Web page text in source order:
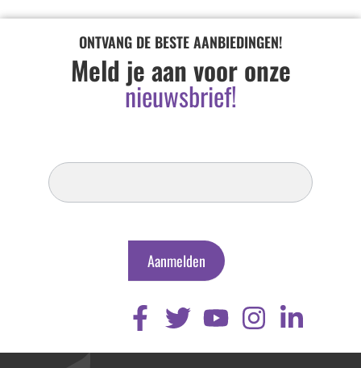
ONTVANG DE BESTE AANBIEDINGEN!
Meld je aan voor onze
nieuwsbrief!
Inschrijven
Nieuwsbrief
Aanmelden